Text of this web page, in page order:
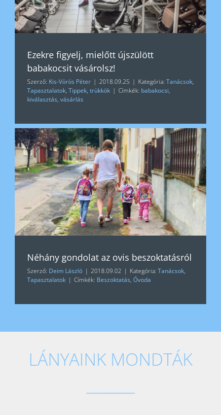
Ezekre figyelj, mielőtt újszülött
babakocsit vásárolsz!
Szerző: Kis-Vörös Péter | 2018.09.25 | Kategória: Tanácsok,
Tapasztalatok, Tippek, trükkök | Címkék: babakocsi,
kiválasztás, vásárlás
Néhány gondolat az ovis beszoktatásról
Szerző: Deim László | 2018.09.02 | Kategória: Tanácsok,
Tapasztalatok | Címkék: Beszoktatás, Óvoda
LÁNYAINK MONDTÁK